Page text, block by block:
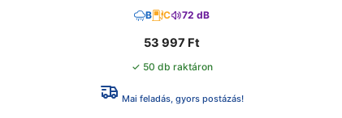
B C 72 dB
53 997 Ft
✓ 50 db raktáron
Mai feladás, gyors postázás!